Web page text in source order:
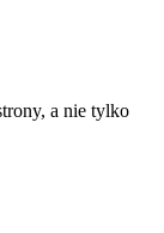
a nie tylko